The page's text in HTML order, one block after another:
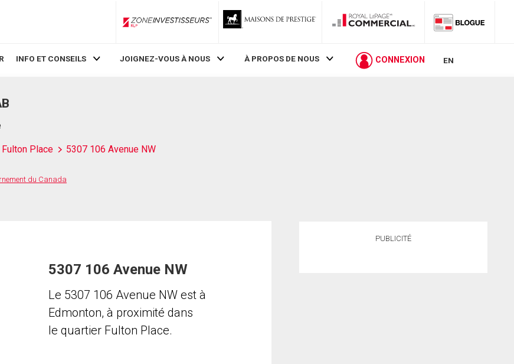
ZoneInvestisseurs RLP
INFO ET CONSEILS JOIGNEZ-VOUS À NOUS À PROPOS DE NOUS CONNEXION EN
Fulton Place 5307 106 Avenue NW
du Canada
5307 106 Avenue NW
Le 5307 106 Avenue NW est à
Edmonton, à proximité dans
le quartier Fulton Place.
PUBLICITÉ